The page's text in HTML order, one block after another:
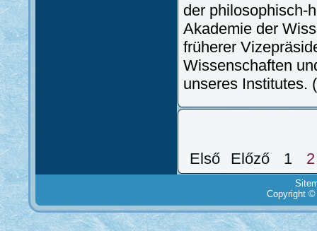
der philosophisch-
Akademie der
früherer
Wissenschaften
unseres Institutes.
Első Előző 1 2
Copyright ©